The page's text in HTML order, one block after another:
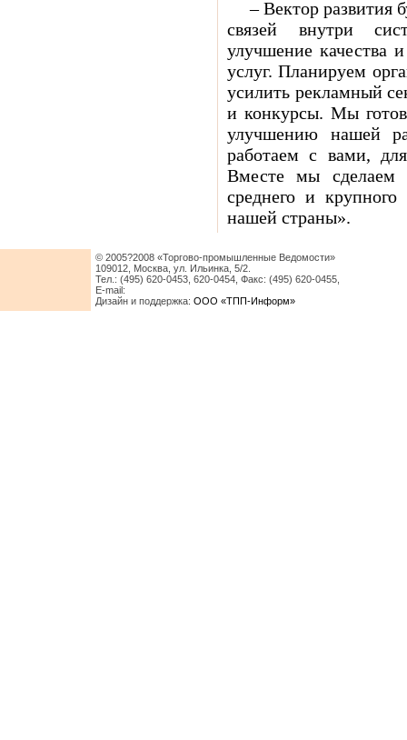
– Вектор развития
связей внутри
улучшение качества
услуг. Планируем
усилить рекламный
и конкурсы. Мы
улучшению нашей
работаем с вами,
Вместе мы сделаем
среднего и
нашей страны».
© 2005?2008 «Торгово-промышленные Ведомости»
109012, Москва, ул. Ильинка, 5/2.
Тел.: (495) 620-0453, 620-0454, Факс: (495) 620-0455,
E-mail:
Дизайн и поддержка: ООО «ТПП-Информ»